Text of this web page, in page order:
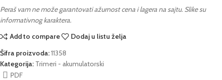
Peraš vam ne može garantovati ažurnost cena i lagera na sajtu. Slike su
informativnog karaktera.
Add to compare
Dodaj u listu želja
Šifra proizvoda:11358
Kategorija: Trimeri - akumulatorski
PDF